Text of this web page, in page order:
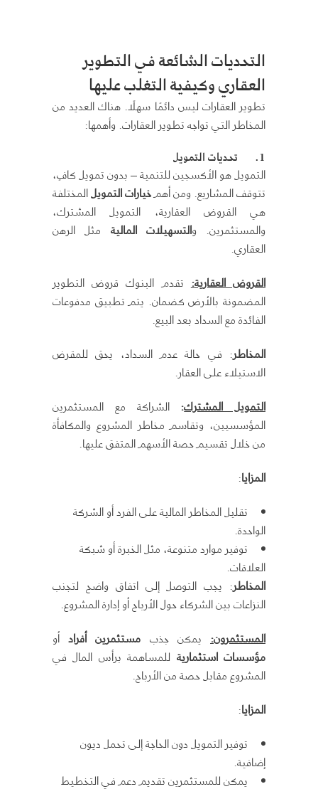
التحديات الشائعة في التطوير
العقاري وكيفية التغلب عليها
تطوير العقارات ليس دائمًا سهلًا. هناك العديد من
المخاطر التي تواجه تطوير العقارات. وأهمها:
1. تحديات التمويل
التمويل هو الأكسجين للتنمية – بدون تمويل كافٍ،
تتوقف المشاريع. ومن أهمخيارات التمويلالمختلفة
هي القروض العقارية، التمويل المشترك،
والمستثمرين. والتسهيلات المالية مثل الرهن
العقاري.
القروض العقارية: تقدم البنوك قروض التطوير
المضمونة بالأرض كضمان. يتم تطبيق مدفوعات
الفائدة مع السداد بعد البيع.
المخاطر: في حالة عدم السداد، يحق للمقرض
الاستيلاء على العقار.
التمويل المشترك: الشراكة مع المستثمرين
المؤسسيين، وتقاسم مخاطر المشروع والمكافأة
من خلال تقسيم حصة الأسهم المتفق عليها.
المزايا:
تقليل المخاطر المالية على الفرد أو الشركة
الواحدة.
توفير موارد متنوعة، مثل الخبرة أو شبكة
العلاقات.
المخاطر: يجب التوصل إلى اتفاق واضح لتجنب
النزاعات بين الشركاء حول الأرباح أو إدارة المشروع.
المستثمرون: يمكن جذب مستثمرين أفرادأو
مؤسسات استثمارية للمساهمة برأس المال في
المشروع مقابل حصة من الأرباح.
المزايا:
توفير التمويل دون الحاجة إلى تحمل ديون
إضافية.
يمكن للمستثمرين تقديم دعم في التخطيط